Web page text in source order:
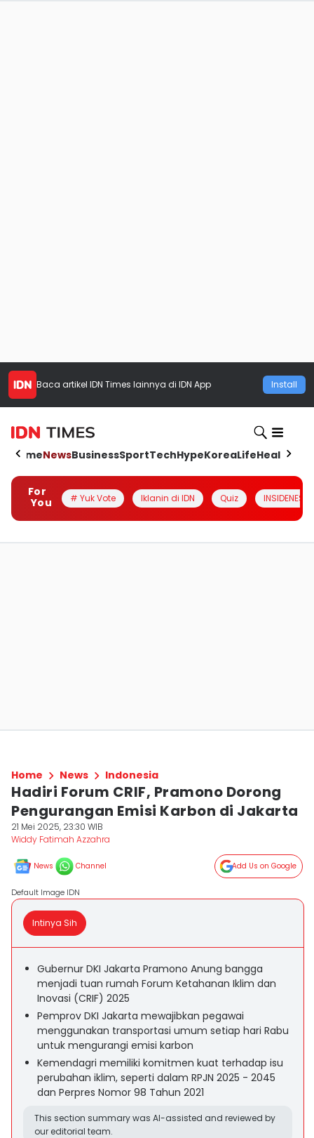
Baca artikel IDN Times lainnya di IDN App Install
HomeNewsBusinessSportTechHypeKoreaLifeHealth
For
You
# Yuk Vote Iklanin di IDN Quiz INSIDENESIA
Home News Indonesia
Hadiri Forum CRIF, Pramono Dorong
Pengurangan Emisi Karbon di Jakarta
21 Mei 2025, 23:30 WIB
Widdy Fatimah Azzahra
News Channel Add Us on Google
Default Image IDN
Intinya Sih
Gubernur DKI Jakarta Pramono Anung bangga
menjadi tuan rumah Forum Ketahanan Iklim dan
Inovasi (CRIF) 2025
Pemprov DKI Jakarta mewajibkan pegawai
menggunakan transportasi umum setiap hari Rabu
untuk mengurangi emisi karbon
Kemendagri memiliki komitmen kuat terhadap isu
perubahan iklim, seperti dalam RPJN 2025 - 2045
dan Perpres Nomor 98 Tahun 2021
This section summary was AI-assisted and reviewed by
our editorial team.